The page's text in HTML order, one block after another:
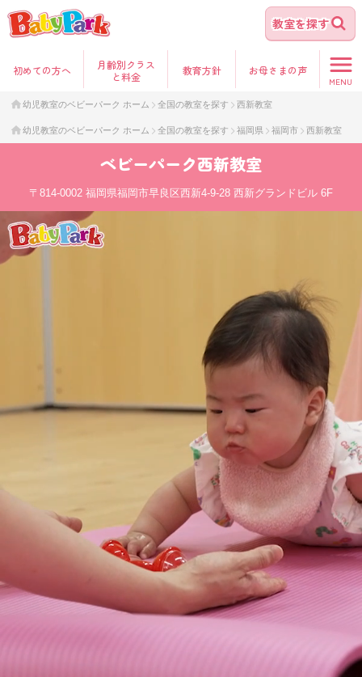
教室を探す
初めての方へ
月齢別クラス
と料金
教育方針 お母さまの声
MENU
幼児教室のベビーパーク ホーム 全国の教室を探す 西新教室
幼児教室のベビーパーク ホーム 全国の教室を探す 福岡県 福岡市 西新教室
ベビーパーク西新教室
〒814-0002 福岡県福岡市早良区西新4-9-28 西新グランドビル 6F